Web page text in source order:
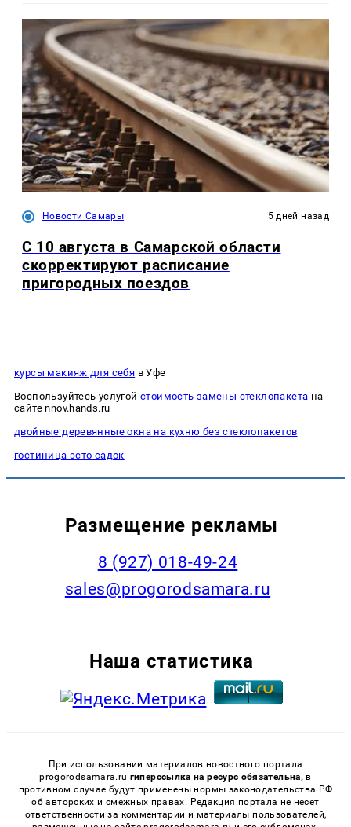
Новости Самары 5 дней назад
С 10 августа в Самарской области
скорректируют расписание
пригородных поездов
курсы макияж для себя в Уфе
Воспользуйтесь услугой стоимость замены стеклопакета на
сайте nnov.hands.ru
двойные деревянные окна на кухню без стеклопакетов
гостиница эсто садок
Размещение рекламы
8 (927) 018-49-24
sales@progorodsamara.ru
Наша статистика
При использовании материалов новостного портала
progorodsamara.ru гиперссылка на ресурс обязательна, в
противном случае будут применены нормы законодательства РФ
об авторских и смежных правах. Редакция портала не несет
ответственности за комментарии и материалы пользователей,